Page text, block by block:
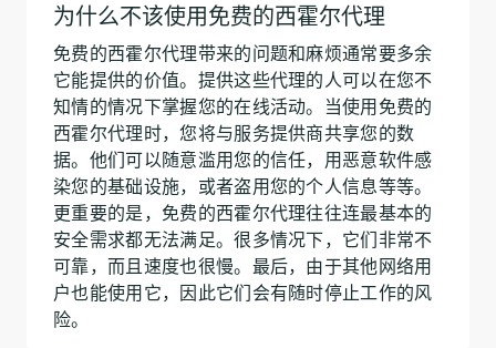
为什么不该使用免费的西霍尔代理
免费的西霍尔代理带来的问题和麻烦通常要多余
它能提供的价值。提供这些代理的人可以在您不
知情的情况下掌握您的在线活动。当使用免费的
西霍尔代理时，您将与服务提供商共享您的数
据。他们可以随意滥用您的信任，用恶意软件感
染您的基础设施，或者盗用您的个人信息等等。
更重要的是，免费的西霍尔代理往往连最基本的
安全需求都无法满足。很多情况下，它们非常不
可靠，而且速度也很慢。最后，由于其他网络用
户也能使用它，因此它们会有随时停止工作的风
险。